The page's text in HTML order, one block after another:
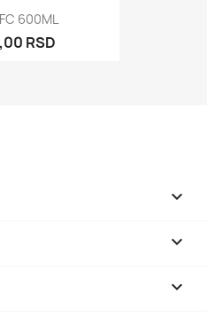
600ML
RSD


